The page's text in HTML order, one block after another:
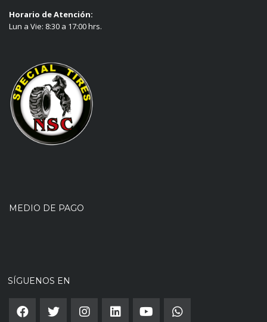
Horario de Atención:
Lun a Vie: 8:30 a 17:00 hrs.
MEDIO DE PAGO
SÍGUENOS EN